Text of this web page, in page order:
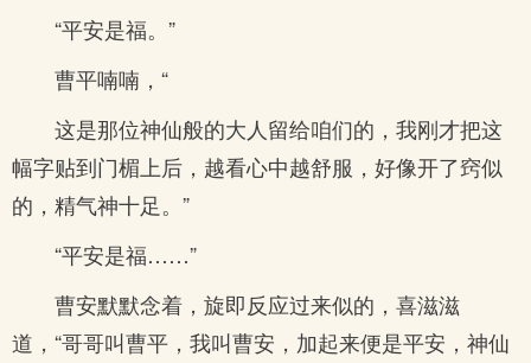
“平安是福。”
曹平喃喃，“
这是那位神仙般的大人留给咱们的，我刚才把这
幅字贴到门楣上后，越看心中越舒服，好像开了窍似
的，精气神十足。”
“平安是福……”
曹安默默念着，旋即反应过来似的，喜滋滋
道，“哥哥叫曹平，我叫曹安，加起来便是平安，神仙